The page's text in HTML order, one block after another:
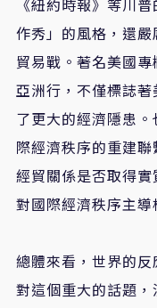
《紐約時報》等川
作秀」的風格，還
貿易戰。著名美國
亞洲行，不僅標誌
了更大的經濟隱患
際經濟秩序的重建
經貿關係是否取得
對國際經濟秩序主導
總體來看，世界的
對這個重大的話題